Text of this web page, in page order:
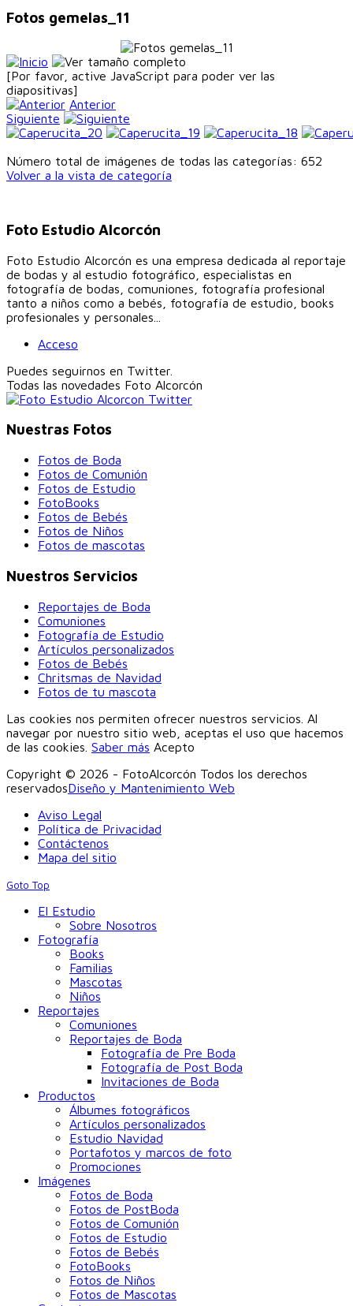
Fotos gemelas_11
[Por favor, active JavaScript para poder ver las
diapositivas]
Anterior
Siguiente
Número total de imágenes de todas las categorías: 652
Volver a la vista de categoría
Foto Estudio Alcorcón
Foto Estudio Alcorcón es una empresa dedicada al reportaje
de bodas y al estudio fotográfico, especialistas en
fotografía de bodas, comuniones, fotografía profesional
tanto a niños como a bebés, fotografía de estudio, books
profesionales y personales...
Acceso
Puedes seguirnos en Twitter.
Todas las novedades Foto Alcorcón
Nuestras Fotos
Fotos de Boda
Fotos de Comunión
Fotos de Estudio
FotoBooks
Fotos de Bebés
Fotos de Niños
Fotos de mascotas
Nuestros Servicios
Reportajes de Boda
Comuniones
Fotografía de Estudio
Artículos personalizados
Fotos de Bebés
Chritsmas de Navidad
Fotos de tu mascota
Las cookies nos permiten ofrecer nuestros servicios. Al
navegar por nuestro sitio web, aceptas el uso que hacemos
de las cookies. Saber más Acepto
Copyright © 2026 - FotoAlcorcón Todos los derechos
reservadosDiseño y Mantenimiento Web
Aviso Legal
Política de Privacidad
Contáctenos
Mapa del sitio
Goto Top
El Estudio
Sobre Nosotros
Fotografía
Books
Familias
Mascotas
Niños
Reportajes
Comuniones
Reportajes de Boda
Fotografía de Pre Boda
Fotografía de Post Boda
Invitaciones de Boda
Productos
Álbumes fotográficos
Artículos personalizados
Estudio Navidad
Portafotos y marcos de foto
Promociones
Imágenes
Fotos de Boda
Fotos de PostBoda
Fotos de Comunión
Fotos de Estudio
Fotos de Bebés
FotoBooks
Fotos de Niños
Fotos de Mascotas